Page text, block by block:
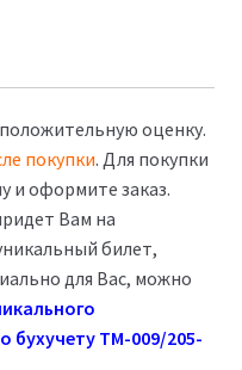
оценку.
покупки. Для покупки
и оформите заказ.
Вам на
билет,
для Вас, можно
бухучету ТМ-009/205-